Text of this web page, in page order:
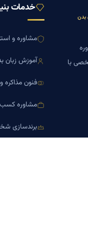
بدن
با
خدمات
مشاوره و
آموزش زبان
فنون مذاکره
مشاوره
برندسازی